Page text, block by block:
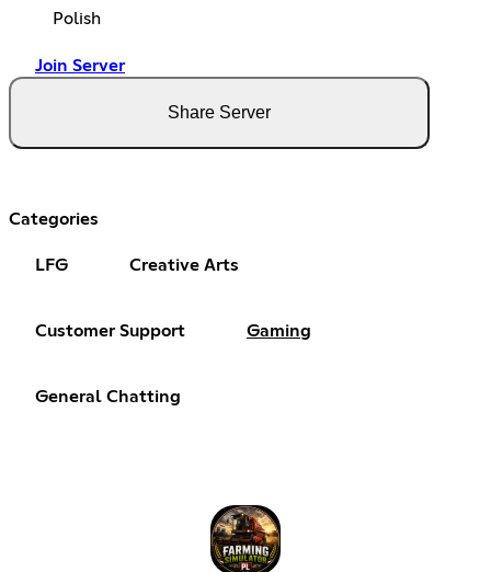
Polish
Join Server
Share Server
Categories
LFG Creative Arts
Customer Support Gaming
General Chatting